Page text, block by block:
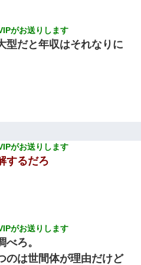
「飲み会しよう」と誘われたがお
ゾッとするやら腹立つやら！
合いをしてくれと頼まれた。父
たので、父も喜んで私の写真を
ックを突破してマンションに入
アの前で喚いてて滅茶苦茶うる
がお送りします
型だと年収はそれなりに
がお送りします
するだろ
がお送りします
ろ。
のは世間体が理由だけど